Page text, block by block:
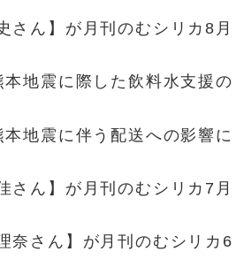
さん】が月刊のむシリカ8月
本地震に際した飲料水支援の
地震に伴う配送への影響に
さん】が月刊のむシリカ7月
奈さん】が月刊のむシリカ6